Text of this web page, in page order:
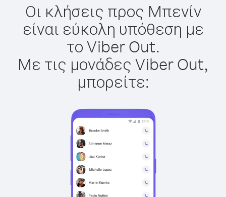
Οι κλήσεις προς Μπενίν
είναι εύκολη υπόθεση με
το Viber Out.
Με τις μονάδες Viber Out,
μπορείτε: